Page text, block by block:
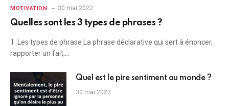
MOTIVATION 30 mai 2022
Quelles sont les 3 types de phrases ?
1. Les types de phrase La phrase déclarative qui sert à énoncer,
rapporter un fait,…
Quel est le pire sentiment au monde ?
30 mai 2022